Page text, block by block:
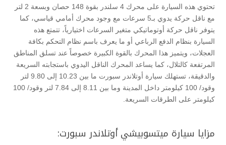
تحتوي هذه السيارة على محرك 4 سلندر بقوة 148 حصان وبسعة 2 لتر
مع ناقل حركة يدوي بـ5 سرعات مع وجود محرك أمامي قياسي، كما
يتوفر ناقل حركة أوتوماتيكي متغير السرعات اختيارياً، تتمتع هذه
السيارة بنظام الدفع الرباعي أو ما يعرف باسم نظام التحكم بكافة
العجلات، ويتميز هذا المحرك بالقوة الكبيرة خصوصاً عند تسلق المناطق
المرتفعة كالتلال، كما يساعد المحرك الناقل اليدوي باستجابته السريعة
والدقيقة، تستهلك سيارة أوتلاندر سبورت ما بين 10.23 إلى 9.80 لتر
وقود/ 100 كيلومتر داخل المدينة وما بين 8.11 إلى 7.84 لتر وقود/ 100
كيلومتر على الطرقات السريعة.
مزايا سيارة ميتسوبيشي أوتلاندر سبورت: